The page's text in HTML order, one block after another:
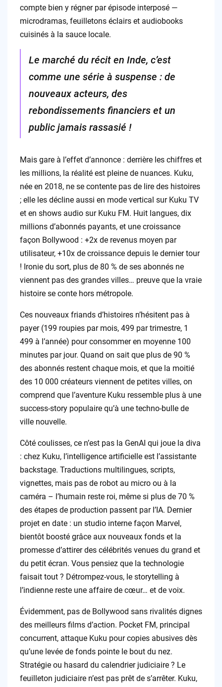
compte bien y régner par épisode interposé —
microdramas, feuilletons éclairs et audiobooks
cuisinés à la sauce locale.
Le marché du récit en Inde, c’est
comme une série à suspense : de
nouveaux acteurs, des
rebondissements financiers et un
public jamais rassasié !
Mais gare à l’effet d’annonce : derrière les chiffres et
les millions, la réalité est pleine de nuances. Kuku,
née en 2018, ne se contente pas de lire des histoires
; elle les décline aussi en mode vertical sur Kuku TV
et en shows audio sur Kuku FM. Huit langues, dix
millions d’abonnés payants, et une croissance
façon Bollywood : +2x de revenus moyen par
utilisateur, +10x de croissance depuis le dernier tour
! Ironie du sort, plus de 80 % de ses abonnés ne
viennent pas des grandes villes… preuve que la vraie
histoire se conte hors métropole.
Ces nouveaux friands d’histoires n’hésitent pas à
payer (199 roupies par mois, 499 par trimestre, 1
499 à l’année) pour consommer en moyenne 100
minutes par jour. Quand on sait que plus de 90 %
des abonnés restent chaque mois, et que la moitié
des 10 000 créateurs viennent de petites villes, on
comprend que l’aventure Kuku ressemble plus à une
success-story populaire qu’à une techno-bulle de
ville nouvelle.
Côté coulisses, ce n’est pas la GenAI qui joue la diva
: chez Kuku, l’intelligence artificielle est l’assistante
backstage. Traductions multilingues, scripts,
vignettes, mais pas de robot au micro ou à la
caméra – l’humain reste roi, même si plus de 70 %
des étapes de production passent par l’IA. Dernier
projet en date : un studio interne façon Marvel,
bientôt boosté grâce aux nouveaux fonds et la
promesse d’attirer des célébrités venues du grand et
du petit écran. Vous pensiez que la technologie
faisait tout ? Détrompez-vous, le storytelling à
l’indienne reste une affaire de cœur… et de voix.
Évidemment, pas de Bollywood sans rivalités dignes
des meilleurs films d’action. Pocket FM, principal
concurrent, attaque Kuku pour copies abusives dès
qu’une levée de fonds pointe le bout du nez.
Stratégie ou hasard du calendrier judiciaire ? Le
feuilleton judiciaire n’est pas prêt de s’arrêter. Kuku,